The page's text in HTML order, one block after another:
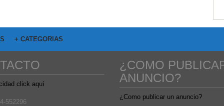
+ CATEGORIAS
click aquí
552296
¿COMO
ANUNCIO?
¿Como publicar un anuncio?